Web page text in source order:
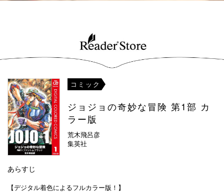
コミック
ジョジョの奇妙な冒険 第1部 カ
ラー版
荒木飛呂彦
集英社
あらすじ
【デジタル着色によるフルカラー版！】